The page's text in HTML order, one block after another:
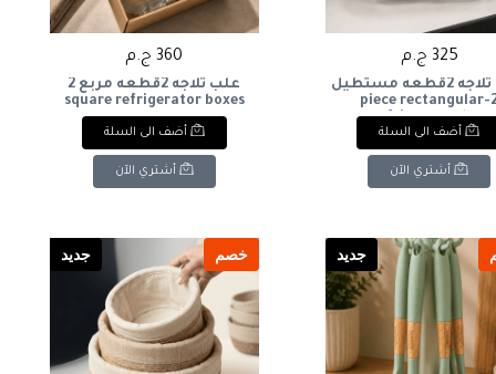
325 ج.م
علبه ثلاجه 2قطعه مستطيل
2-piece rectangular
refrigerator box
أضف الى السلة
أشتري الآن
360 ج.م
علب ثلاجه 2قطعه مربع 2
square refrigerator boxes
أضف الى السلة
أشتري الآن
جديد خصم جديد